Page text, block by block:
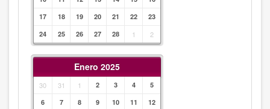
17
18 19 20 21 22
23
24
25 26 27 28 1 2
Enero 2025
30 31 1 2 3 4
5
6
7 8 9 10 11
12